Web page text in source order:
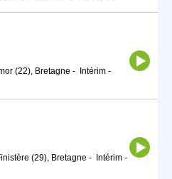
(22), Bretagne - Intérim -
(29), Bretagne - Intérim -